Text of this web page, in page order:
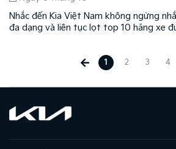
Nhắc đến Kia Việt Nam không ngừng
đa dạng và liên tục lọt top 10 hãng xe
1 2 3 4